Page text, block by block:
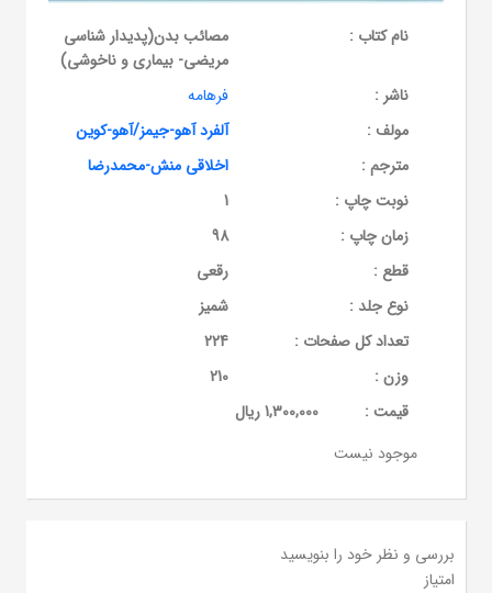
نام کتاب :
مصائب بدن(پدیدار شناسی
مریضی- بیماری و ناخوشی)
ناشر :
فرهامه
مولف :
آلفرد آهو-جیمز/آهو-کوین
مترجم :
اخلاقی منش-محمدرضا
نوبت چاپ :
1
زمان چاپ :
98
قطع :
رقعی
نوع جلد :
شمیز
تعداد کل صفحات :
224
وزن :
210
قيمت :
1,300,000 ریال
موجود نیست
بررسی و نظر خود را بنویسید
امتیاز